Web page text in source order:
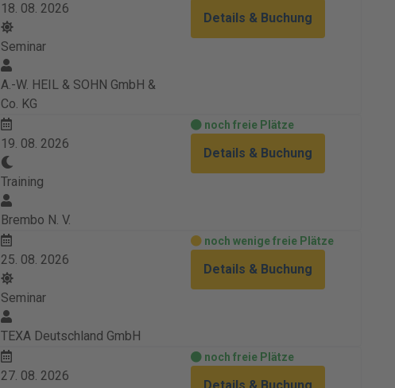
18. 08. 2026
Seminar
A.-W. HEIL & SOHN GmbH &
Co. KG
Details & Buchung
19. 08. 2026
Training
Brembo N. V.
noch freie Plätze
Details & Buchung
25. 08. 2026
Seminar
TEXA Deutschland GmbH
noch wenige freie Plätze
Details & Buchung
27. 08. 2026
noch freie Plätze